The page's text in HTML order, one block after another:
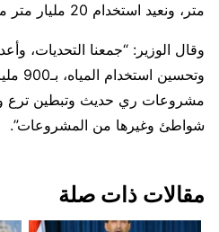
متر، ونعيد استخدام 20 مليار متر مكعب”.
وقال الوزير: “جمعنا التحديات،
مشروعات ري حديث وتبطين ترع
شواطئ وغيرها من المشروعات”.
مقالات ذات صلة